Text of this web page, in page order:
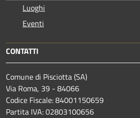
Luoghi
Eventi
CONTATTI
Comune di Pisciotta (SA)
Via Roma, 39 - 84066
Codice Fiscale: 84001150659
Partita IVA: 02803100656